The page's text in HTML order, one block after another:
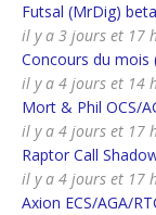
Futsal (MrDig) beta
il y a 3 jours et 17
Concours du mois
il y a 4 jours et 14
Mort & Phil OCS/
il y a 4 jours et 17
Raptor Call
il y a 4 jours et 17
Axion ECS/AGA/